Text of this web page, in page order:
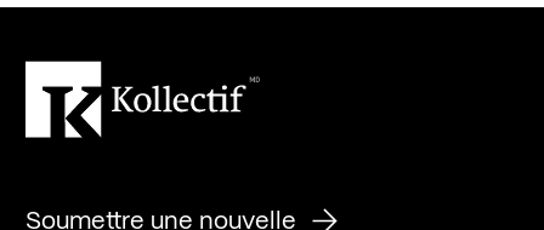
Soumettre une nouvelle